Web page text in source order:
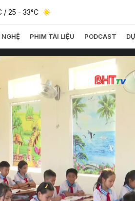
/ 25 - 33°C
PHIM TÀI LIỆU PODCAST